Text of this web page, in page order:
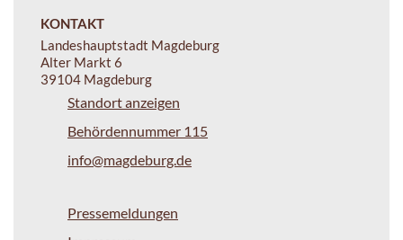
KONTAKT
Landeshauptstadt Magdeburg
Alter Markt 6
39104 Magdeburg
Standort anzeigen
Behördennummer 115
info@magdeburg.de
Pressemeldungen